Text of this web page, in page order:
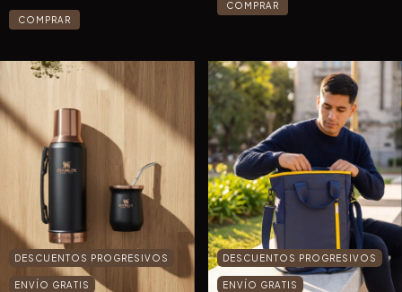
COMPRAR
DESCUENTOS PROGRESIVOS
ENVÍO GRATIS
DESCUENTOS PROGRESIVOS
ENVÍO GRATIS